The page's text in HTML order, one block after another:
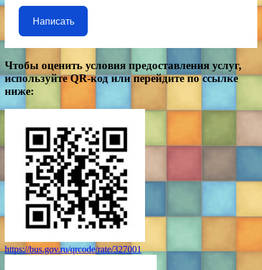
Написать
Чтобы оценить условия предоставления услуг,
используйте QR-код или перейдите по ссылке
ниже:
https://bus.gov.ru/qrcode/rate/327001